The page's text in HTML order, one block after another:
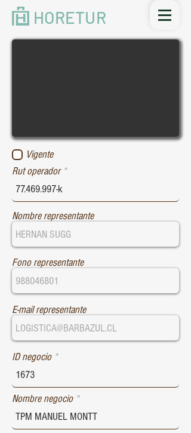
HORETUR
Vigente
Rut operador
Nombre representante
Fono representante
E-mail representante
ID negocio
Nombre negocio